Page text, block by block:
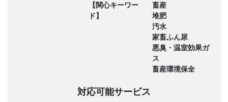
【関心キーワー
ド】
畜産
堆肥
汚水
家畜ふん尿
悪臭・温室効果ガ
ス
畜産環境保全
対応可能サービス